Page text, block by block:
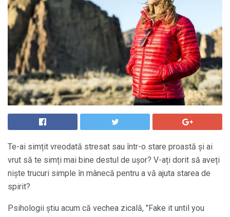
Te-ai simțit vreodată stresat sau într-o stare proastă și ai
vrut să te simți mai bine destul de ușor? V-ați dorit să aveți
niște trucuri simple în mânecă pentru a vă ajuta starea de
spirit?
Psihologii știu acum că vechea zicală, "Fake it until you